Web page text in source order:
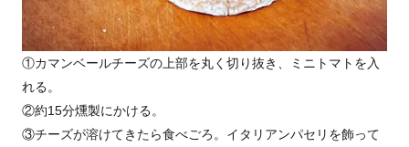
①カマンベールチーズの上部を丸く切り抜き、ミニトマトを入
れる。
②約15分燻製にかける。
③チーズが溶けてきたら食べごろ。イタリアンパセリを飾って